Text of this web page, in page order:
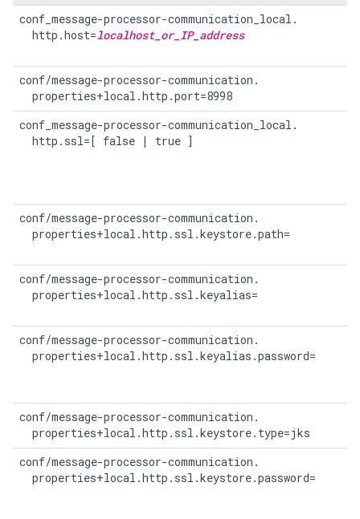
conf_message-processor-communication_local.
  http.host=
localhost_or_IP_address
conf/message-processor-communication.
  properties+local.http.port=8998
conf_message-processor-communication_local.
  http.ssl=[ false | true ]
conf/message-processor-communication.
  properties+local.http.ssl.keystore.path=
conf/message-processor-communication.
  properties+local.http.ssl.keyalias=
conf/message-processor-communication.
  properties+local.http.ssl.keyalias.password=
conf/message-processor-communication.
  properties+local.http.ssl.keystore.type=jks
conf/message-processor-communication.
  properties+local.http.ssl.keystore.password=